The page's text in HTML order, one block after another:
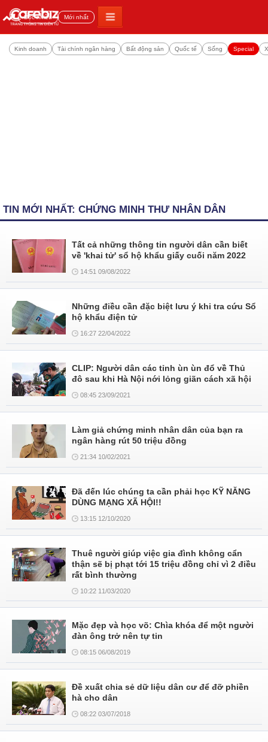
Đọc nhiều Mới nhất
Kinh doanh Tài chính ngân hàng Bất động sản Quốc tế Sống Special
TIN MỚI NHẤT: CHỨNG MINH THƯ NHÂN DÂN
Tất cả những thông tin người dân cần biết
về 'khai tử' sổ hộ khẩu giấy cuối năm 2022
14:51 09/08/2022
Những điều cần đặc biệt lưu ý khi tra cứu Sổ
hộ khẩu điện tử
16:27 22/04/2022
CLIP: Người dân các tỉnh ùn ùn đổ về Thủ
đô sau khi Hà Nội nới lỏng giãn cách xã hội
08:45 23/09/2021
Làm giả chứng minh nhân dân của bạn ra
ngân hàng rút 50 triệu đồng
21:34 10/02/2021
Đã đến lúc chúng ta cần phải học KỸ NĂNG
DÙNG MẠNG XÃ HỘI!!
13:15 12/10/2020
Thuê người giúp việc gia đình không cẩn
thận sẽ bị phạt tới 15 triệu đồng chỉ vì 2 điều
rất bình thường
10:22 11/03/2020
Mặc đẹp và học võ: Chìa khóa để một người
đàn ông trở nên tự tin
08:15 06/08/2019
Đề xuất chia sẻ dữ liệu dân cư để đỡ phiền
hà cho dân
08:22 03/07/2018